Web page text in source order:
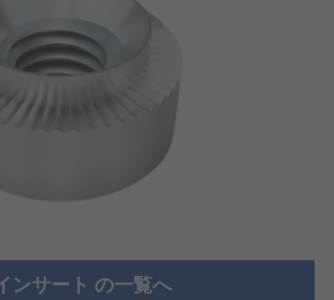
ンサート の一覧へ